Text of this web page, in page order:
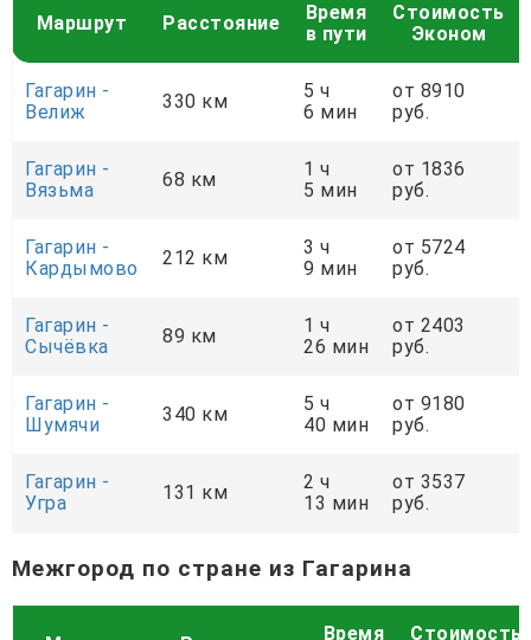
Маршрут Расстояние
Время
в пути
Стоимость
Эконом
Гагарин -
Велиж
330 км
5 ч
6 мин
от 8910
руб.
Гагарин -
Вязьма
68 км
1 ч
5 мин
от 1836
руб.
Гагарин -
Кардымово
212 км
3 ч
9 мин
от 5724
руб.
Гагарин -
Сычёвка
89 км
1 ч
26 мин
от 2403
руб.
Гагарин -
Шумячи
340 км
5 ч
40 мин
от 9180
руб.
Гагарин -
Угра
131 км
2 ч
13 мин
от 3537
руб.
Межгород по стране из Гагарина
Время Стоимость